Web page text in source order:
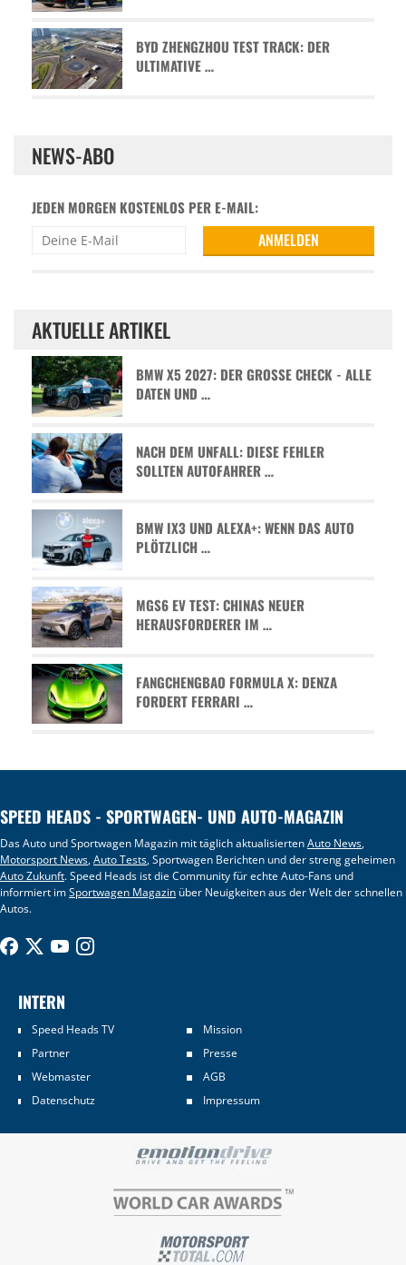
BYD ZHENGZHOU TEST TRACK: DER
ULTIMATIVE …
NEWS-ABO
JEDEN MORGEN KOSTENLOS PER E-MAIL:
AKTUELLE ARTIKEL
BMW X5 2027: DER GROSSE CHECK - ALLE D
ATEN UND …
NACH DEM UNFALL: DIESE FEHLER
SOLLTEN AUTOFAHRER …
BMW IX3 UND ALEXA+: WENN DAS AUTO
PLÖTZLICH …
MGS6 EV TEST: CHINAS NEUER
HERAUSFORDERER IM …
FANGCHENGBAO FORMULA X: DENZA
FORDERT FERRARI …
SPEED HEADS - SPORTWAGEN- UND AUTO-MAGAZIN
Das Auto und Sportwagen Magazin mit täglich aktualisiertenAuto News,
Motorsport News,Auto Tests, Sportwagen Berichten und der streng geheimen
Auto Zukunft. Speed Heads ist die Community für echte Auto-Fans und
informiert imSportwagen Magazin über Neuigkeiten aus der Welt der schnellen
Autos.
INTERN
Speed Heads TV
Mission
Partner
Presse
Webmaster
AGB
Datenschutz
Impressum